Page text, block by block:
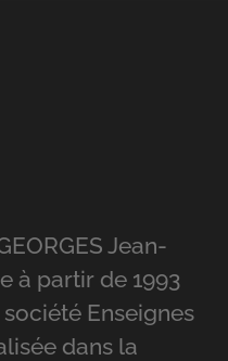
Jean-
à partir de 1993
Enseignes
dans la